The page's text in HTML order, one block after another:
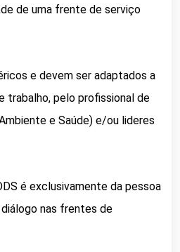
de uma frente de serviço
e devem ser adaptados a
trabalho, pelo profissional de
e Saúde) e/ou lideres
é exclusivamente da pessoa
nas frentes de